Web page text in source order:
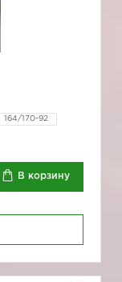
164/170-92
В корзину